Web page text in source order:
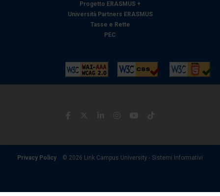
Progetto ERASMUS +
Università Partners ERASMUS
Tasse e Rette
PEC
Privacy Policy © 2026 Link Campus University - Sistemi Informativi